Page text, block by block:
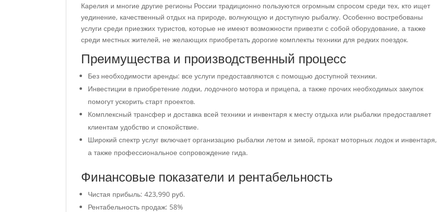
Карелия и многие другие регионы России традиционно пользуются огромным спросом среди тех, кто ищет
уединение, качественный отдых на природе, волнующую и доступную рыбалку. Особенно востребованы
услуги среди приезжих туристов, которые не имеют возможности привезти с собой оборудование, а также
среди местных жителей, не желающих приобретать дорогие комплекты техники для редких поездок.
Преимущества и производственный процесс
Без необходимости аренды: все услуги предоставляются с помощью доступной техники.
Инвестиции в приобретение лодки, лодочного мотора и прицепа, а также прочих необходимых закупок
помогут ускорить старт проектов.
Комплексный трансфер и доставка всей техники и инвентаря к месту отдыха или рыбалки предоставляет
клиентам удобство и спокойствие.
Широкий спектр услуг включает организацию рыбалки летом и зимой, прокат моторных лодок и инвентаря,
а также профессиональное сопровождение гида.
Финансовые показатели и рентабельность
Чистая прибыль: 423,990 руб.
Рентабельность продаж: 58%